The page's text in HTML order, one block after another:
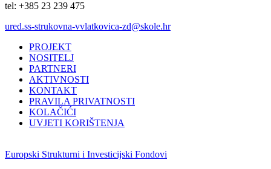
tel: +385 23 239 475
ured.ss-strukovna-vvlatkovica-zd@skole.hr
PROJEKT
NOSITELJ
PARTNERI
AKTIVNOSTI
KONTAKT
PRAVILA PRIVATNOSTI
KOLAČIĆI
UVJETI KORIŠTENJA
Europski Strukturni i Investicijski Fondovi